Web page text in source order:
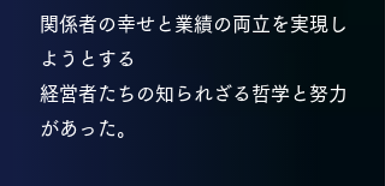
関係者の幸せと業績の両立を実現し
ようとする
経営者たちの知られざる哲学と努力
があった。